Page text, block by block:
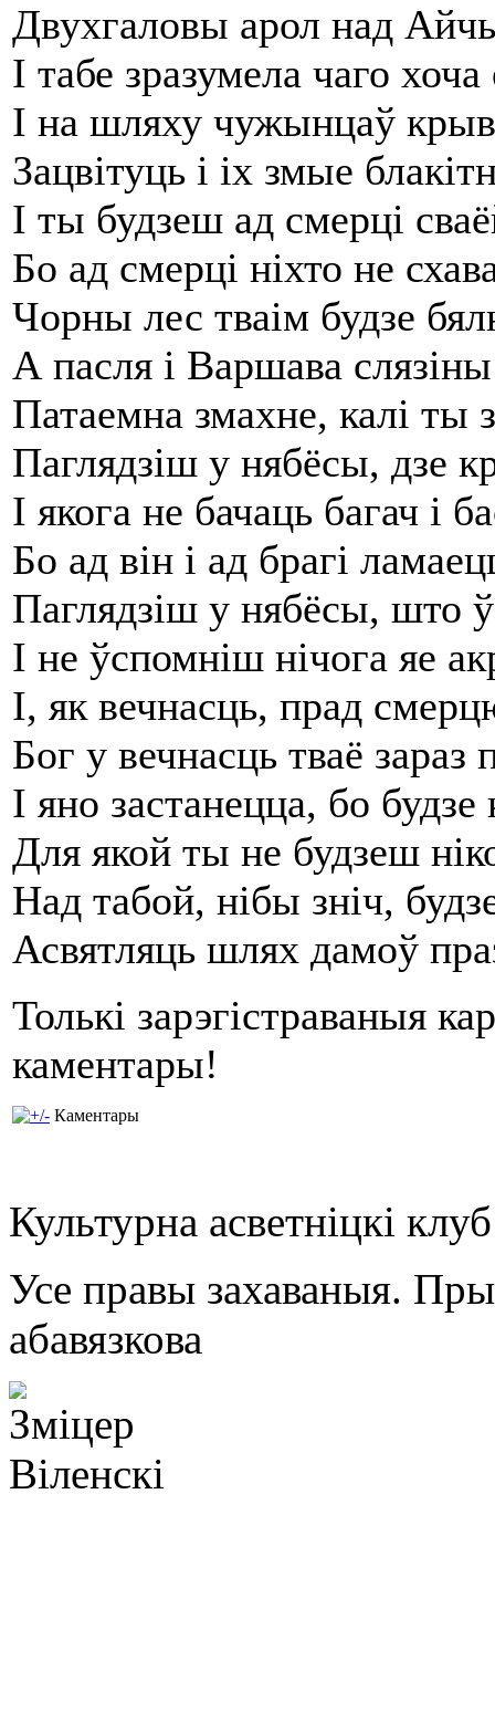
Двухгаловы арол над
І табе зразумела чаго хоча
І на шляху чужынцаў
Зацвітуць і іх змые
І ты будзеш ад смерці
Бо ад смерці ніхто не
Чорны лес тваім будзе
А пасля і Варшава
Патаемна змахне, калі ты
Паглядзіш у нябёсы, дзе
І якога не бачаць багач і
Бо ад він і ад брагі
Паглядзіш у нябёсы,
І не ўспомніш нічога яе
І, як вечнасць, прад
Бог у вечнасць тваё зараз
І яно застанецца, бо будзе
Для якой ты не будзеш
Над табой, нібы зніч,
Асвятляць шлях дамоў
Толькі зарэгістраваныя
каментары!
Каментары
Культурна асветнiцкi
Усе правы захаваныя.
абавязкова